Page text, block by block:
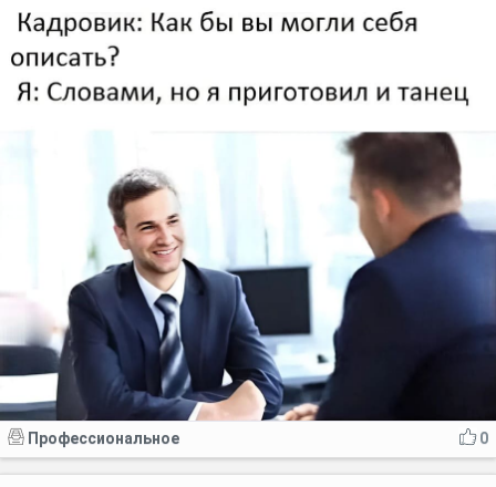
0
Профессиональное